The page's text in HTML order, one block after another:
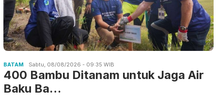
BATAM Sabtu, 08/08/2026 - 09:35 WIB
400 Bambu Ditanam untuk Jaga Air
Baku Ba…